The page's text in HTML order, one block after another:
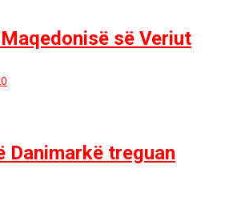
së Veriut
Danimarkë treguan